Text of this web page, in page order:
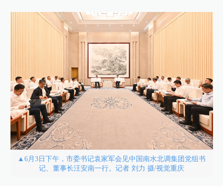
▲6月3日下午，市委书记袁家军会见中国南水北调集团党组书
记、董事长汪安南一行。记者 刘力 摄/视觉重庆